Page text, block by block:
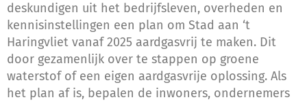
deskundigen uit het bedrijfsleven, overheden en
kennisinstellingen een plan om Stad aan ‘t
Haringvliet vanaf 2025 aardgasvrij te maken. Dit
door gezamenlijk over te stappen op groene
waterstof of een eigen aardgasvrije oplossing. Als
het plan af is, bepalen de inwoners, ondernemers